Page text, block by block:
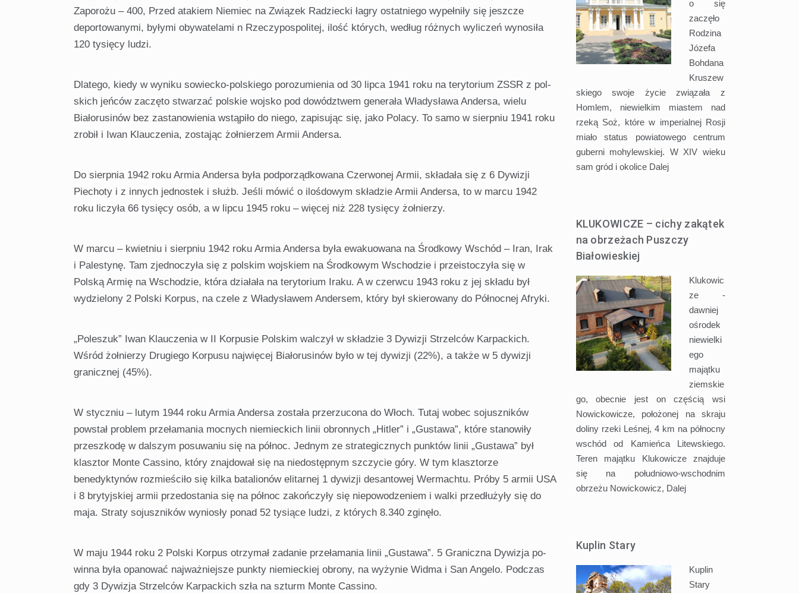
Zaporożu – 400, Przed atakiem Niemiec na Związek Radziecki łagry ostatniego wypełniły się jeszcze
deportowanymi, byłymi obywatelami n Rzeczypospolitej, ilość których, według różnych wyliczeń wynosiła
120 tysięcy ludzi.
Dlatego, kiedy w wyniku sowiecko-polskiego porozu­mienia od 30 lipca 1941 roku na terytorium ZSSR z pol­
skich jeńców zaczęto stwarzać polskie wojsko pod do­wództwem generała Władysława Andersa, wielu
Białoru­sinów bez zastanowienia wstąpiło do niego, zapisując się, jako Polacy. To samo w sierpniu 1941 roku
zrobił i Iwan Klauczenia, zostając żołnierzem Armii Andersa.
Do sierpnia 1942 roku Armia Andersa była podporząd­kowana Czerwonej Armii, składała się z 6 Dywizji
Piecho­ty i z innych jednostek i służb. Jeśli mówić o ilośdowym składzie Armii Andersa, to w marcu 1942
roku liczyła 66 tysięcy osób, a w lipcu 1945 roku – więcej niż 228 tysięcy żołnierzy.
W marcu – kwietniu i sierpniu 1942 roku Armia An­dersa była ewakuowana na Środkowy Wschód – Iran, Irak
i Palestynę. Tam zjednoczyła się z polskim wojskiem na Środkowym Wschodzie i przeistoczyła się w
Polską Ar­mię na Wschodzie, która działała na terytorium Iraku. A w czerwcu 1943 roku z jej składu był
wydzielony 2 Pol­ski Korpus, na czele z Władysławem Andersem, który był skierowany do Północnej Afryki.
„Poleszuk” Iwan Klauczenia w II Korpusie Polskim walczył w składzie 3 Dywizji Strzelców Karpackich.
Wśród żołnierzy Drugiego Korpusu najwięcej Białorusi­nów było w tej dywizji (22%), a także w 5 dywizji
granicz­nej (45%).
W styczniu – lutym 1944 roku Armia Andersa została przerzucona do Włoch. Tutaj wobec sojuszników
powstał problem przełamania mocnych niemieckich linii obron­nych „Hitler” i „Gustawa”, które stanowiły
przeszkodę w dalszym posuwaniu się na północ. Jednym ze strategicz­nych punktów linii „Gustawa” był
klasztor Monte Cassi­no, który znajdował się na niedostępnym szczycie góry. W tym klasztorze
benedyktynów rozmieściło się kilka ba­talionów elitarnej 1 dywizji desantowej Wermachtu. Próby 5 armii USA
i 8 brytyjskiej armii przedostania się na pół­noc zakończyły się niepowodzeniem i walki przedłużyły się do
maja. Straty sojuszników wyniosły ponad 52 tysiące ludzi, z których 8.340 zginęło.
W maju 1944 roku 2 Polski Korpus otrzymał zadanie przełamania linii „Gustawa”. 5 Graniczna Dywizja po­
winna była opanować najważniejsze punkty niemieckiej obrony, na wyżynie Widma i San Angelo. Podczas
gdy 3 Dywizja Strzelców Karpackich szła na szturm Monte Cas­sino.
o się
zaczęło
Rodzina
Józefa
Bohdana
Kruszew
skiego swoje życie związała z
Homlem, niewielkim miastem nad
rzeką Soż, które w imperialnej Rosji
miało status powiatowego centrum
guberni mohylewskiej. W XIV wieku
sam gród i okolice Dalej
KLUKOWICZE – cichy zakątek
na obrzeżach Puszczy
Białowieskiej
Klukowic
ze -
dawniej
ośrodek
niewielki
ego
majątku
ziemskie
go, obecnie jest on częścią wsi
Nowickowicze, położonej na skraju
doliny rzeki Leśnej, 4 km na północny
wschód od Kamieńca Litewskiego.
Teren majątku Klukowicze znajduje
się na południowo-wschodnim
obrzeżu Nowickowicz, Dalej
Kuplin Stary
Kuplin
Stary